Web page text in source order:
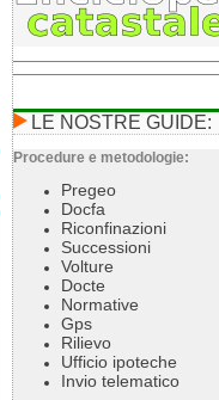
LE NOSTRE GUIDE:
Procedure e metodologie:
Pregeo
Docfa
Riconfinazioni
Successioni
Volture
Docte
Normative
Gps
Rilievo
Ufficio ipoteche
Invio telematico